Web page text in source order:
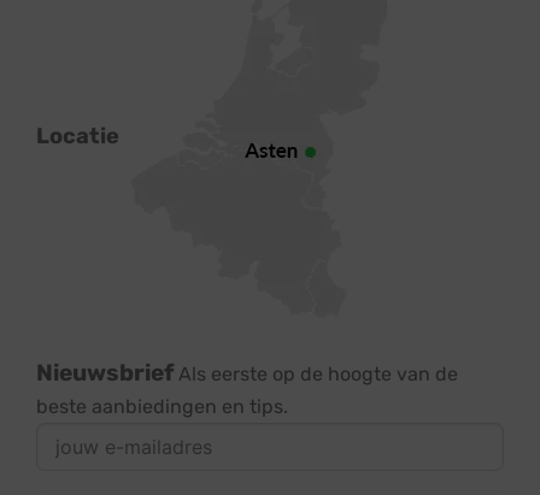
Locatie
Nieuwsbrief Als eerste op de hoogte van de
beste aanbiedingen en tips.